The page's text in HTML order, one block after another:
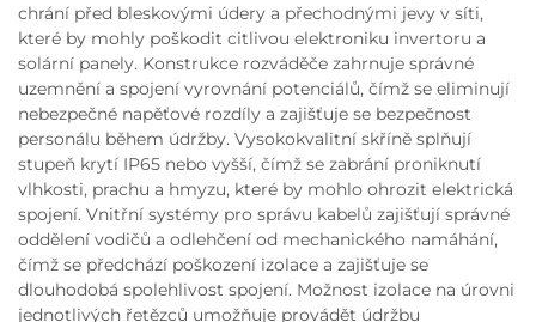
chrání před bleskovými údery a přechodnými jevy v síti,
které by mohly poškodit citlivou elektroniku invertoru a
solární panely. Konstrukce rozváděče zahrnuje správné
uzemnění a spojení vyrovnání potenciálů, čímž se eliminují
nebezpečné napěťové rozdíly a zajišťuje se bezpečnost
personálu během údržby. Vysokokvalitní skříně splňují
stupeň krytí IP65 nebo vyšší, čímž se zabrání proniknutí
vlhkosti, prachu a hmyzu, které by mohlo ohrozit elektrická
spojení. Vnitřní systémy pro správu kabelů zajišťují správné
oddělení vodičů a odlehčení od mechanického namáhání,
čímž se předchází poškození izolace a zajišťuje se
dlouhodobá spolehlivost spojení. Možnost izolace na úrovni
jednotlivých řetězců umožňuje provádět údržbu